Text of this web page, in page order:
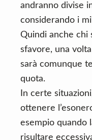
andranno divise
considerando i
Quindi anche chi
sfavore, una
sarà comunque
quota.
In certe
ottenere
esempio quando
risultare